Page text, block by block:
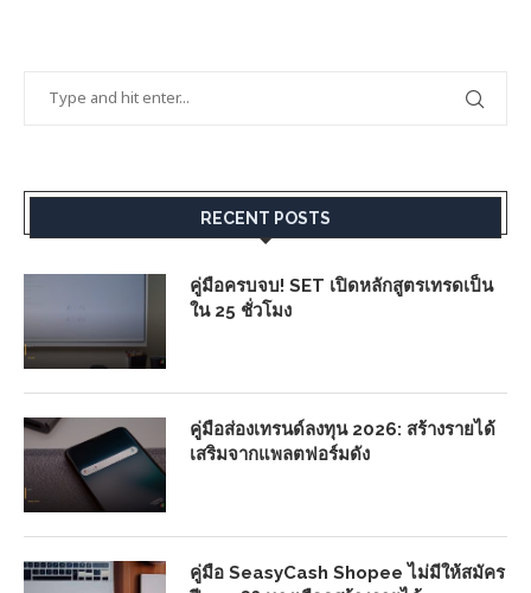
RECENT POSTS
คู่มือครบจบ! SET เปิดหลักสูตรเทรดเป็น
ใน 25 ชั่วโมง
คู่มือส่องเทรนด์ลงทุน 2026: สร้างรายได้
เสริมจากแพลตฟอร์มดัง
คู่มือ SeasyCash Shopee ไม่มีให้สมัคร